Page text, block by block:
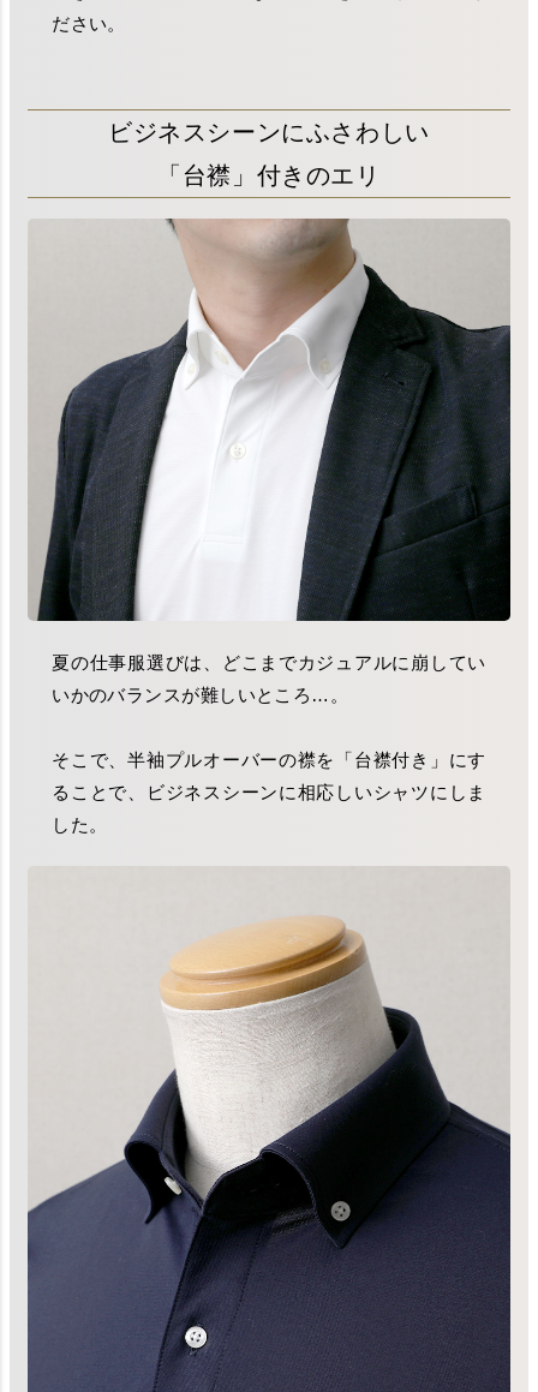
ださい。
ビジネスシーンにふさわしい
「台襟」付きのエリ
夏の仕事服選びは、どこまでカジュアルに崩してい
いかのバランスが難しいところ…。
そこで、半袖プルオーバーの襟を「台襟付き」にす
ることで、ビジネスシーンに相応しいシャツにしま
した。